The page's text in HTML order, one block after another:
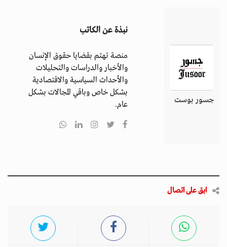
جسور بوست
نبذة عن الكاتب
منصة تهتم بقضايا حقوق الإنسان
والأخبار والدراسات والتحليلات
والأحداث السياسية والاقتصادية
بشكل خاص وباقي المجالات بشكل
عام.
ابق على اتصال